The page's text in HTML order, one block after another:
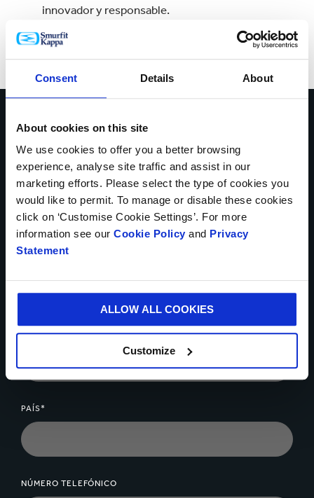
Consent Details About
About cookies on this site
We use cookies to offer you a better browsing
experience, analyse site traffic and assist in our
marketing efforts. Please select the type of cookies you
would like to permit. To manage or disable these cookies
click on ‘Customise Cookie Settings’. For more
information see our Cookie Policy and Privacy
Statement
ALLOW ALL COOKIES
Customize
innovador y responsable.
Habla con nuestros
expertos para ayudarte a
resolver los retos de tu
negocio
Contáctate con nosotros hoy
* Campos obligatorios
NOMBRE*
PAÍS*
NÚMERO TELEFÓNICO